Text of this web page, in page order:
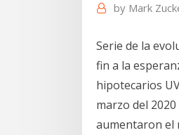
by Mark
Serie de la
fin a la
hipotecarios
marzo del
aumentaron el